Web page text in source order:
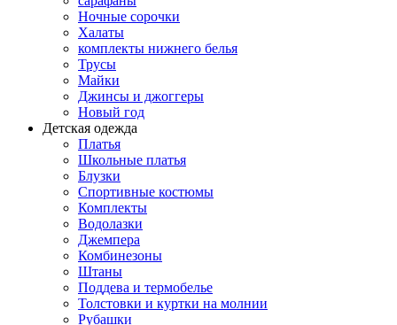
Ночные сорочки
Халаты
комплекты нижнего белья
Трусы
Майки
Джинсы и джоггеры
Новый год
Детская одежда
Платья
Школьные платья
Блузки
Спортивные костюмы
Комплекты
Водолазки
Джемпера
Комбинезоны
Штаны
Поддева и термобелье
Толстовки и куртки на молнии
Рубашки